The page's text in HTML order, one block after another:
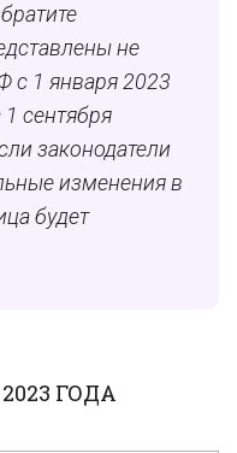
не
с 1 января 2023
1 сентября
законодатели
изменения в
будет
ГОДА